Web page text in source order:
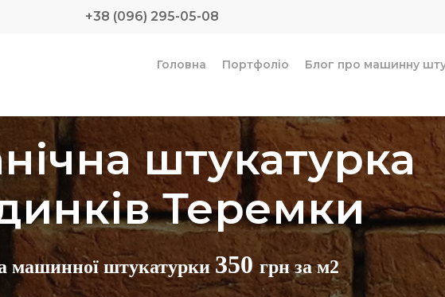
+38 (096) 295-05-08
Головна Портфоліо Блог про машинну
штукатурка
Теремки
машинної штукатурки350грн за м2